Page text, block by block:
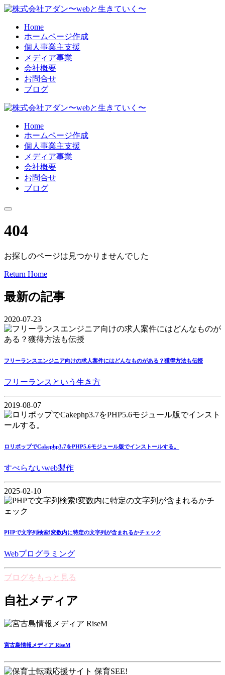
Home
ホームページ作成
個人事業主支援
メディア事業
会社概要
お問合せ
ブログ
Home
ホームページ作成
個人事業主支援
メディア事業
会社概要
お問合せ
ブログ
404
お探しのページは見つかりませんでした
Return Home
最新の記事
2020-07-23
フリーランスエンジニア向けの求人案件にはどんなものがある？獲得方法も伝授
フリーランスという生き方
2019-08-07
ロリポップでCakephp3.7をPHP5.6モジュール版でインストールする。
すべらないweb製作
2025-02-10
PHPで文字列検索!変数内に特定の文字列が含まれるかチェック
Webプログラミング
ブログをもっと見る
自社メディア
宮古島情報メディア RiseM